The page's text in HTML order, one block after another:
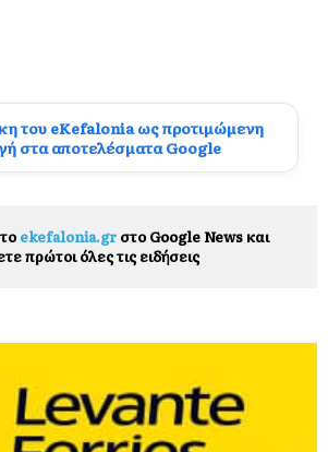
του eKefalonia ως προτιμώμενη
στα αποτελέσματα Google
ekefalonia.grστο Google News και
πρώτοι όλες τις ειδήσεις